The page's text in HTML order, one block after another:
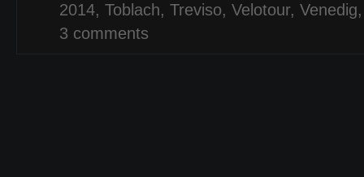
2014, Toblach, Treviso, Velotour, Venedig
3 comments